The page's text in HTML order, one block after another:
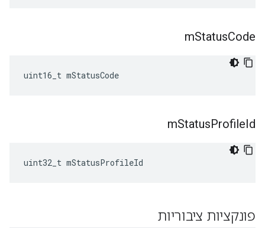
mStatusCode
uint16_t mStatusCode
mStatusProfileId
uint32_t mStatusProfileId
פונקציות ציבוריות